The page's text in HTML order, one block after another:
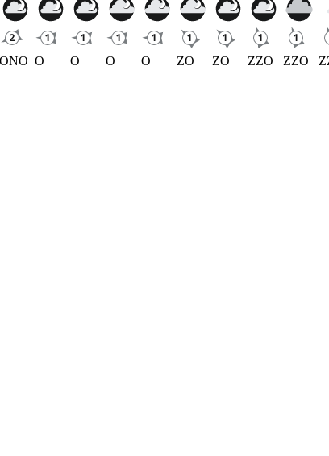
ONO O O O O ZO ZO ZZO ZZO